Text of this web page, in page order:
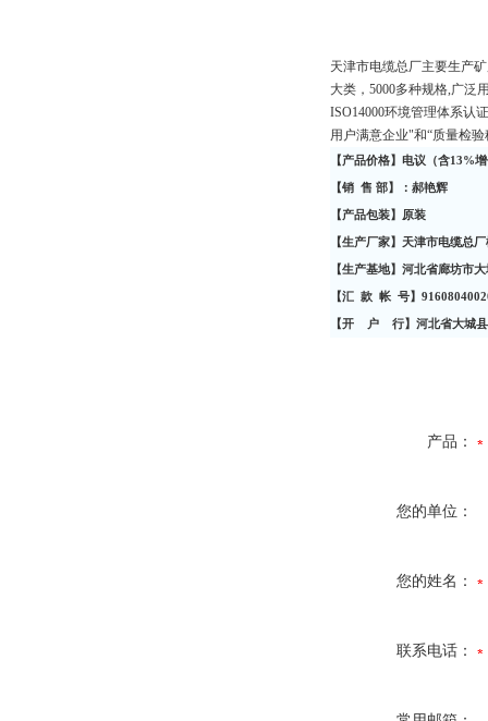
天津市电缆总厂主要生产
大类，5000多种规格,广泛
ISO14000环境管理体系认
用户满意企业"和“质量检
【产品价格】电议（含13%
【销 售 部】：郝艳辉
【产品包装】原装
【生产厂家】天津市电缆总厂
【生产基地】河北省廊坊市
【汇 款 帐 号】 9
【开 户 行】河北省大城
产品：
您的单位：
您的姓名：
联系电话：